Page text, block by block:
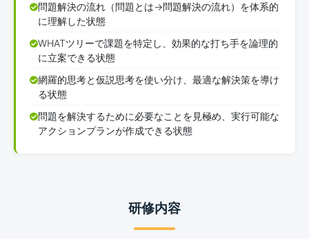
問題解決の流れ（問題とは→問題解決の流れ）を体系的
に理解した状態
WHATツリーで課題を特定し、効果的な打ち手を論理的
に立案できる状態
網羅的思考と仮説思考を使い分け、最適な解決策を導け
る状態
問題を解決するために必要なことを見極め、実行可能な
アクションプランが作成できる状態
研修内容